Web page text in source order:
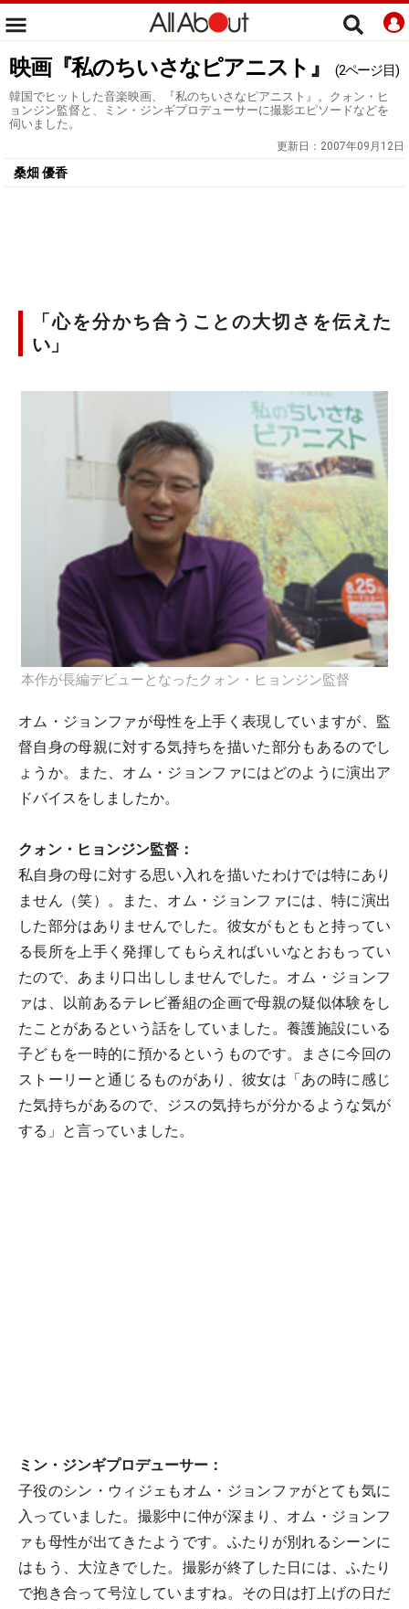
映画『私のちいさなピアニスト』 (2ページ目)
韓国でヒットした音楽映画、『私のちいさなピアニスト』。クォン・ヒ
ョンジン監督と、ミン・ジンギプロデューサーに撮影エピソードなどを
伺いました。
更新日： 2007年09月12日
桑畑 優香
「心を分かち合うことの大切さを伝えた
い」
本作が長編デビューとなったクォン・ヒョンジン監督
オム・ジョンファが母性を上手く表現していますが、監
督自身の母親に対する気持ちを描いた部分もあるのでし
ょうか。また、オム・ジョンファにはどのように演出ア
ドバイスをしましたか。
クォン・ヒョンジン監督：
私自身の母に対する思い入れを描いたわけでは特にあり
ません（笑）。また、オム・ジョンファには、特に演出
した部分はありませんでした。彼女がもともと持ってい
る長所を上手く発揮してもらえればいいなとおもってい
たので、あまり口出ししませんでした。オム・ジョンフ
ァは、以前あるテレビ番組の企画で母親の疑似体験をし
たことがあるという話をしていました。養護施設にいる
子どもを一時的に預かるというものです。まさに今回の
ストーリーと通じるものがあり、彼女は「あの時に感じ
た気持ちがあるので、ジスの気持ちが分かるような気が
する」と言っていました。
ミン・ジンギプロデューサー：
子役のシン・ウィジェもオム・ジョンファがとても気に
入っていました。撮影中に仲が深まり、オム・ジョンフ
ァも母性が出てきたようです。ふたりが別れるシーンに
はもう、大泣きでした。撮影が終了した日には、ふたり
で抱き合って号泣していますね。その日は打上げの日だ